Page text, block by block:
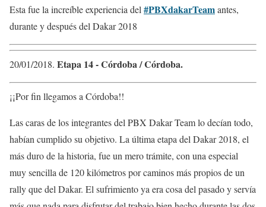
Esta fue la increíble experiencia del #PBXdakarTeamantes,
durante y después del Dakar 2018
20/01/2018​. Etapa 14 ​- ​Córdoba / Córdoba.
¡¡Por fin llegamos a Córdoba!!
Las caras de los integrantes del PBX Dakar Team lo decían todo,
habían cumplido su objetivo. La última etapa del Dakar 2018, el
más duro de la historia, fue un mero trámite, con una especial
muy sencilla de 120 kilómetros por caminos más propios de un
rally que del Dakar. El sufrimiento ya era cosa del pasado y servía